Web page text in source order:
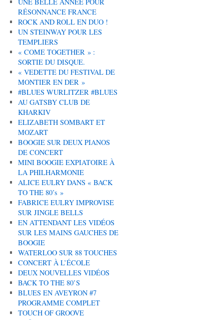
UNE BELLE ANNÉE POUR
RÉSONNANCE FRANCE
ROCK AND ROLL EN DUO !
UN STEINWAY POUR LES
TEMPLIERS
« COME TOGETHER » :
SORTIE DU DISQUE.
« VEDETTE DU FESTIVAL DE
MONTIER EN DER »
#BLUES WURLITZER #BLUES
AU GATSBY CLUB DE
KHARKIV
ELIZABETH SOMBART ET
MOZART
BOOGIE SUR DEUX PIANOS
DE CONCERT
MINI BOOGIE EXPIATOIRE À
LA PHILHARMONIE
ALICE EULRY DANS « BACK
TO THE 80’s »
FABRICE EULRY IMPROVISE
SUR JINGLE BELLS
EN ATTENDANT LES VIDÉOS
SUR LES MAINS GAUCHES DE
BOOGIE
WATERLOO SUR 88 TOUCHES
CONCERT À L’ÉCOLE
DEUX NOUVELLES VIDÉOS
BACK TO THE 80’S
BLUES EN AVEYRON #7
PROGRAMME COMPLET
TOUCH OF GROOVE